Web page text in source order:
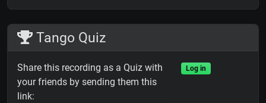
Tango Quiz
Share this recording as a Quiz with
your friends by sending them this
link:
Log in